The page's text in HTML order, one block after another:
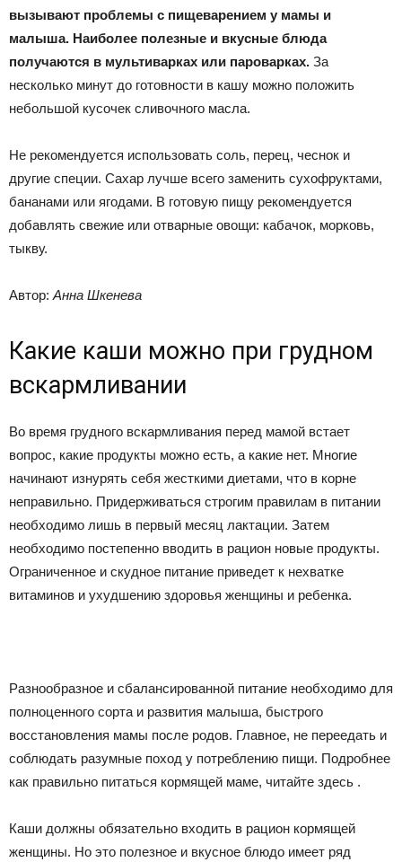
вызывают проблемы с пищеварением у мамы и
малыша. Наиболее полезные и вкусные блюда
получаются в мультиварках или пароварках. За
несколько минут до готовности в кашу можно положить
небольшой кусочек сливочного масла.
Не рекомендуется использовать соль, перец, чеснок и
другие специи. Сахар лучше всего заменить сухофруктами,
бананами или ягодами. В готовую пищу рекомендуется
добавлять свежие или отварные овощи: кабачок, морковь,
тыкву.
Автор: Анна Шкенева
Какие каши можно при грудном
вскармливании
Во время грудного вскармливания перед мамой встает
вопрос, какие продукты можно есть, а какие нет. Многие
начинают изнурять себя жесткими диетами, что в корне
неправильно. Придерживаться строгим правилам в питании
необходимо лишь в первый месяц лактации. Затем
необходимо постепенно вводить в рацион новые продукты.
Ограниченное и скудное питание приведет к нехватке
витаминов и ухудшению здоровья женщины и ребенка.
Разнообразное и сбалансированной питание необходимо для
полноценного сорта и развития малыша, быстрого
восстановления мамы после родов. Главное, не переедать и
соблюдать разумные поход у потреблению пищи. Подробнее
как правильно питаться кормящей маме, читайте здесь .
Каши должны обязательно входить в рацион кормящей
женщины. Но это полезное и вкусное блюдо имеет ряд